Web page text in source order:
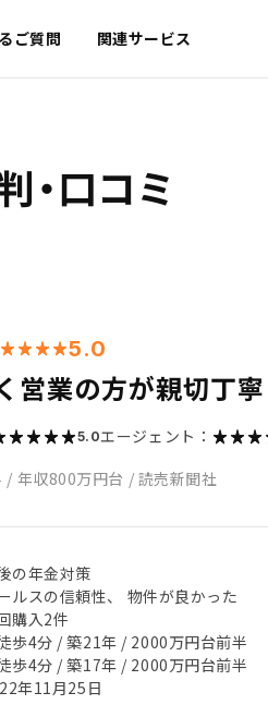
ご質問 関連サービス
・口コミ
5.0
営業の方が親切丁寧
5.0エージェント：
/ 年収800万円台 / 読売新聞社
の年金対策
ルスの信頼性、 物件が良かった
購入2件
歩4分 / 築21年 / 2000万円台前半
歩4分 / 築17年 / 2000万円台前半
年11月25日